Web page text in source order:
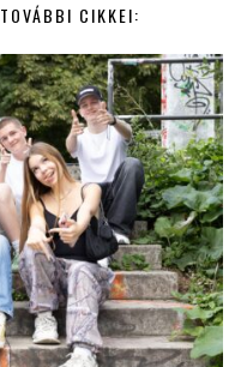
CIKKEI: